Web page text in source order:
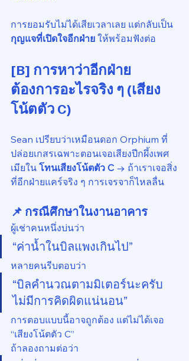
การยอมรับไม่ได้เสียเวลาเลย แต่กลับเป็น
กุญแจที่เปิดใจอีกฝ่าย ให้พร้อมฟังต่อ
[B] การหาว่าอีกฝ่าย
ต้องการอะไรจริง ๆ (เสียง
โน้ตตัว C)
Sean เปรียบว่าเหมือนดอก Orphium ที่
ปล่อยเกสรเฉพาะตอนเจอเสียงปีกผึ้งเพศ
เมียใน โทนเสียงโน้ตตัว C → ถ้าเราเจอสิ่ง
ที่อีกฝ่ายแคร์จริง ๆ การเจรจาก็ไหลลื่น
📌 กรณีศึกษาในงานอาคาร
ผู้เช่าคนหนึ่งบ่นว่า
“ค่าน้ำในบิลแพงเกินไป”
หลายคนรีบตอบว่า
“บิลคำนวณตามมิเตอร์นะครับ
ไม่มีการคิดผิดแน่นอน”
การตอบแบบนี้อาจถูกต้อง แต่ไม่ได้เจอ
“เสียงโน้ตตัว C”
ถ้าลองถามต่อว่า